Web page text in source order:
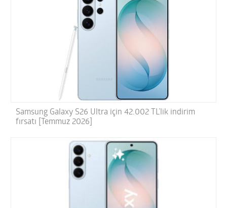
Samsung Galaxy S26 Ultra için 42.002 TL’lik indirim
fırsatı [Temmuz 2026]